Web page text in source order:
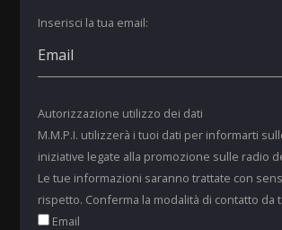
Inserisci la tua email:
Autorizzazione utilizzo dei dati
M.M.P.I. utilizzerà i tuoi dati per informarti
iniziative legate alla promozione sulle radio
Le tue informazioni saranno trattate con
rispetto. Conferma la modalità di contatto da
Email